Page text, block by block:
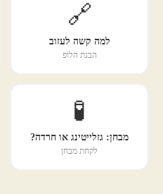
🔗
למה קשה לעזוב
הבנת הלופ
🧪
מבחן: גזלייטינג או חרדה?
לקחת מבחן